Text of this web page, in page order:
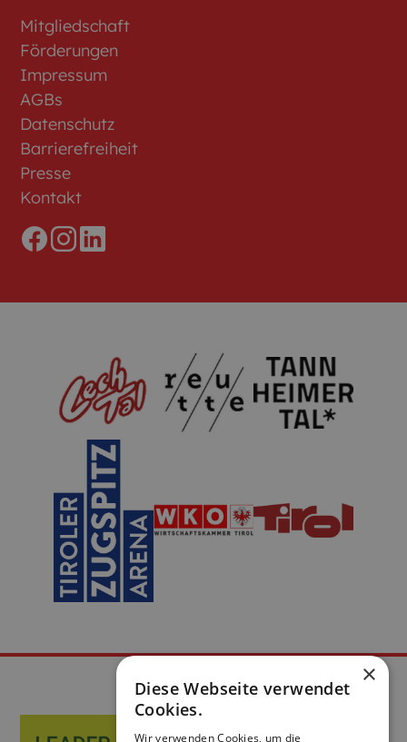
Mitgliedschaft
Förderungen
Impressum
AGBs
Datenschutz
Barrierefreiheit
Presse
Kontakt
×
Diese Webseite verwendet
Cookies.
Wir verwenden Cookies, um die